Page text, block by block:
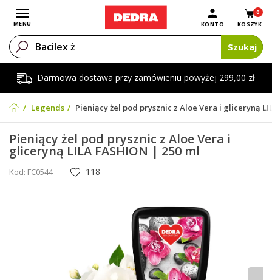
Darmowa dostawa przy zamówieniu powyżej 299,00 zł
Otwórz menu
MENU
0
KOSZYK
KONTO
Szukaj
Legends Pieniący żel pod prysznic z Aloe Vera i gliceryną
Pieniący żel pod prysznic z Aloe Vera i
gliceryną LILA FASHION | 250 ml
Kod: FC0544 118